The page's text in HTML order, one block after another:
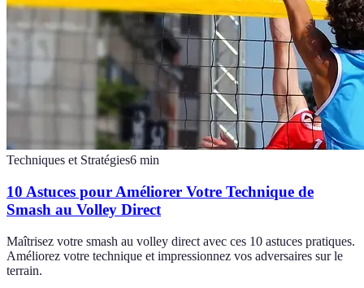
Techniques et Stratégies6 min
10 Astuces pour Améliorer Votre Technique de
Smash au Volley Direct
Maîtrisez votre smash au volley direct avec ces 10 astuces pratiques.
Améliorez votre technique et impressionnez vos adversaires sur le
terrain.